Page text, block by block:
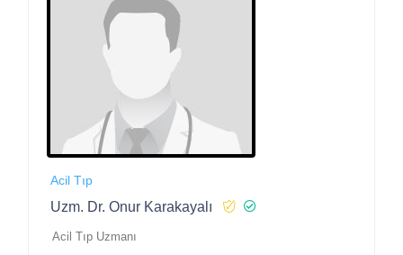
Acil Tıp
Uzm. Dr. Onur Karakayalı
Acil Tıp Uzmanı